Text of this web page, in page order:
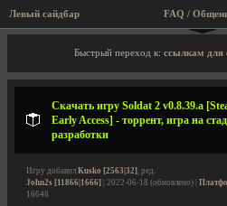
Левый сайдбар FAQ /
Описание игры, торрент,
Быстрый переход к: ссылкам для
Скачать игру Soldat 2 v0.8.39.a
Early Access] - торрент, игра на
разработки
Игру добавил Kusko [2563|32], ред.
John2s [11866|1666] | 2022-06-18 (обновлено) |
16648